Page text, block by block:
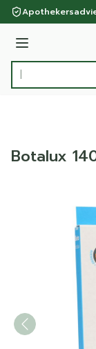
Ga naar de
Menu
Product,
Botalux